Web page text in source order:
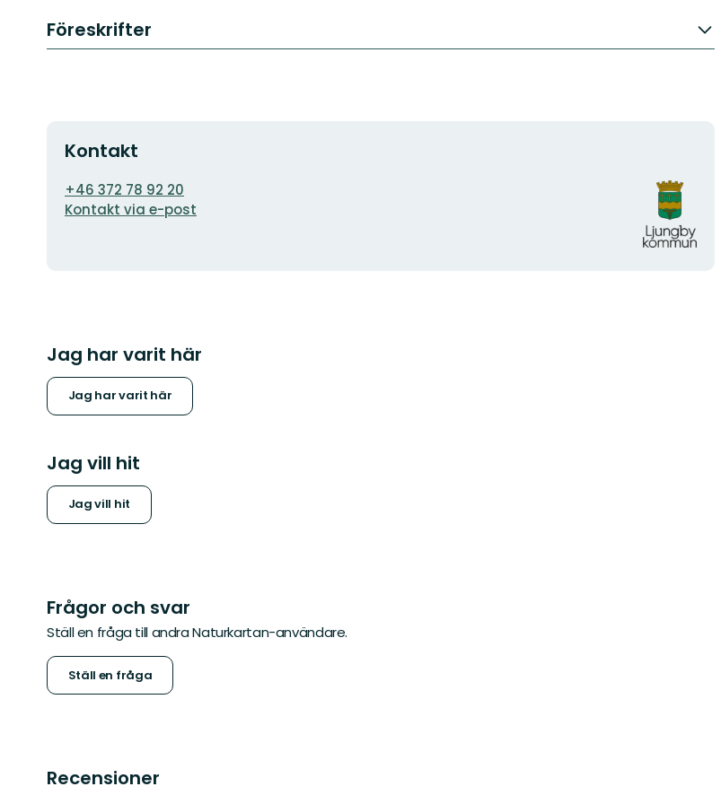
Föreskrifter
Kontakt
E-
postadress
+46 372 78 92 20
Kontakt via e-post
logotyp
Jag har varit här
Jag har varit här
Jag vill hit
Jag vill hit
Frågor och svar
Ställ en fråga till andra Naturkartan-användare.
Ställ en fråga
Recensioner